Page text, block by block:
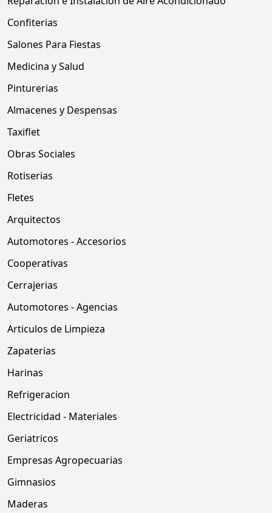
Confiterias
Salones Para Fiestas
Medicina y Salud
Pinturerias
Almacenes y Despensas
Taxiflet
Obras Sociales
Rotiserias
Fletes
Arquitectos
Automotores - Accesorios
Cooperativas
Cerrajerias
Automotores - Agencias
Articulos de Limpieza
Zapaterias
Harinas
Refrigeracion
Electricidad - Materiales
Geriatricos
Empresas Agropecuarias
Gimnasios
Maderas